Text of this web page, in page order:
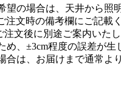
望の場合は、天井から照
注文時の備考欄にご記載
文後に別途ご案内いたし
、±3cm程度の誤差が生
合は、お届けまで通常よ